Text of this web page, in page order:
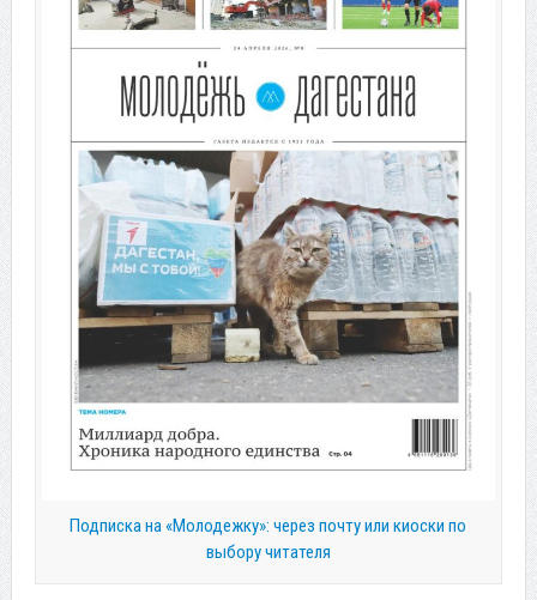
Подписка на «Молодежку»: через почту или киоски по
выбору читателя